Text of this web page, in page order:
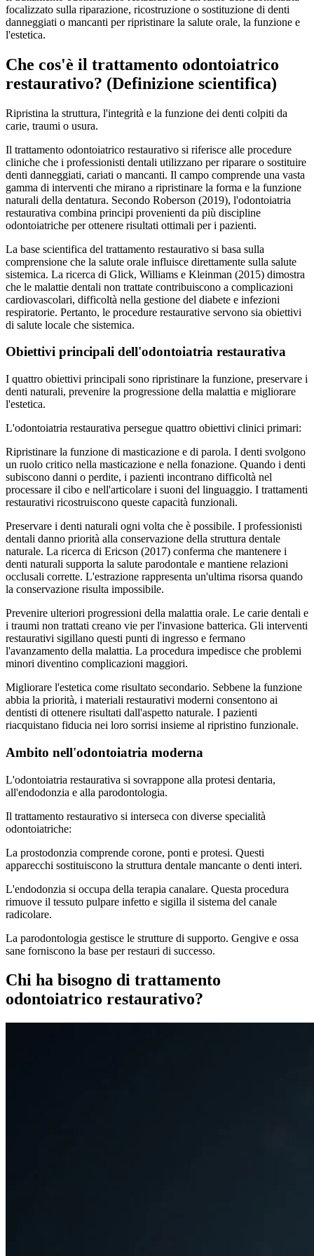
focalizzato sulla riparazione, ricostruzione o sostituzione di denti
danneggiati o mancanti per ripristinare la salute orale, la funzione e
l'estetica.
Che cos'è il trattamento odontoiatrico
restaurativo? (Definizione scientifica)
Ripristina la struttura, l'integrità e la funzione dei denti colpiti da
carie, traumi o usura.
Il trattamento odontoiatrico restaurativo si riferisce alle procedure
cliniche che i professionisti dentali utilizzano per riparare o sostituire
denti danneggiati, cariati o mancanti. Il campo comprende una vasta
gamma di interventi che mirano a ripristinare la forma e la funzione
naturali della dentatura. Secondo Roberson (2019), l'odontoiatria
restaurativa combina principi provenienti da più discipline
odontoiatriche per ottenere risultati ottimali per i pazienti.
La base scientifica del trattamento restaurativo si basa sulla
comprensione che la salute orale influisce direttamente sulla salute
sistemica. La ricerca di Glick, Williams e Kleinman (2015) dimostra
che le malattie dentali non trattate contribuiscono a complicazioni
cardiovascolari, difficoltà nella gestione del diabete e infezioni
respiratorie. Pertanto, le procedure restaurative servono sia obiettivi
di salute locale che sistemica.
Obiettivi principali dell'odontoiatria restaurativa
I quattro obiettivi principali sono ripristinare la funzione, preservare i
denti naturali, prevenire la progressione della malattia e migliorare
l'estetica.
L'odontoiatria restaurativa persegue quattro obiettivi clinici primari:
Ripristinare la funzione di masticazione e di parola. I denti svolgono
un ruolo critico nella masticazione e nella fonazione. Quando i denti
subiscono danni o perdite, i pazienti incontrano difficoltà nel
processare il cibo e nell'articolare i suoni del linguaggio. I trattamenti
restaurativi ricostruiscono queste capacità funzionali.
Preservare i denti naturali ogni volta che è possibile. I professionisti
dentali danno priorità alla conservazione della struttura dentale
naturale. La ricerca di Ericson (2017) conferma che mantenere i
denti naturali supporta la salute parodontale e mantiene relazioni
occlusali corrette. L'estrazione rappresenta un'ultima risorsa quando
la conservazione risulta impossibile.
Prevenire ulteriori progressioni della malattia orale. Le carie dentali e
i traumi non trattati creano vie per l'invasione batterica. Gli interventi
restaurativi sigillano questi punti di ingresso e fermano
l'avanzamento della malattia. La procedura impedisce che problemi
minori diventino complicazioni maggiori.
Migliorare l'estetica come risultato secondario. Sebbene la funzione
abbia la priorità, i materiali restaurativi moderni consentono ai
dentisti di ottenere risultati dall'aspetto naturale. I pazienti
riacquistano fiducia nei loro sorrisi insieme al ripristino funzionale.
Ambito nell'odontoiatria moderna
L'odontoiatria restaurativa si sovrappone alla protesi dentaria,
all'endodonzia e alla parodontologia.
Il trattamento restaurativo si interseca con diverse specialità
odontoiatriche:
La prostodonzia comprende corone, ponti e protesi. Questi
apparecchi sostituiscono la struttura dentale mancante o denti interi.
L'endodonzia si occupa della terapia canalare. Questa procedura
rimuove il tessuto pulpare infetto e sigilla il sistema del canale
radicolare.
La parodontologia gestisce le strutture di supporto. Gengive e ossa
sane forniscono la base per restauri di successo.
Chi ha bisogno di trattamento
odontoiatrico restaurativo?